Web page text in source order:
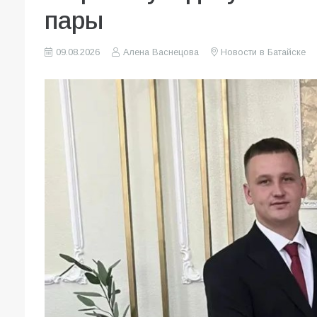
пары
09.08.2026 Алена Васнецова Новости в Батайске